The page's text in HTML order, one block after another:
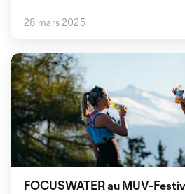
28 mars 2025
FOCUSWATER au MUV-